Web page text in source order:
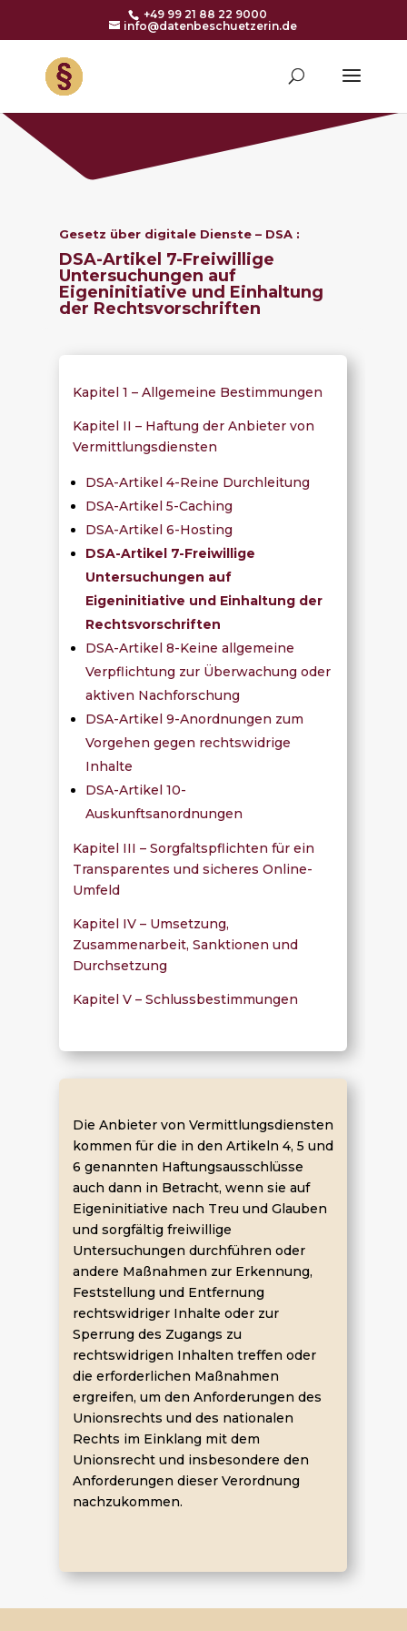
+49 99 21 88 22 9000
info@datenbeschuetzerin.de
Gesetz über digitale Dienste – DSA :
DSA-Artikel 7-Freiwillige
Untersuchungen auf
Eigeninitiative und Einhaltung
der Rechtsvorschriften
Kapitel 1 – Allgemeine Bestimmungen
Kapitel II – Haftung der Anbieter von
Vermittlungsdiensten
DSA-Artikel 4-Reine Durchleitung
DSA-Artikel 5-Caching
DSA-Artikel 6-Hosting
DSA-Artikel 7-Freiwillige
Untersuchungen auf
Eigeninitiative und Einhaltung der
Rechtsvorschriften
DSA-Artikel 8-Keine allgemeine
Verpflichtung zur Überwachung oder
aktiven Nachforschung
DSA-Artikel 9-Anordnungen zum
Vorgehen gegen rechtswidrige
Inhalte
DSA-Artikel 10-
Auskunftsanordnungen
Kapitel III – Sorgfaltspflichten für ein
Transparentes und sicheres Online-
Umfeld
Kapitel IV – Umsetzung,
Zusammenarbeit, Sanktionen und
Durchsetzung
Kapitel V – Schlussbestimmungen
Die Anbieter von Vermittlungsdiensten
kommen für die in den Artikeln 4, 5 und
6 genannten Haftungsausschlüsse
auch dann in Betracht, wenn sie auf
Eigeninitiative nach Treu und Glauben
und sorgfältig freiwillige
Untersuchungen durchführen oder
andere Maßnahmen zur Erkennung,
Feststellung und Entfernung
rechtswidriger Inhalte oder zur
Sperrung des Zugangs zu
rechtswidrigen Inhalten treffen oder
die erforderlichen Maßnahmen
ergreifen, um den Anforderungen des
Unionsrechts und des nationalen
Rechts im Einklang mit dem
Unionsrecht und insbesondere den
Anforderungen dieser Verordnung
nachzukommen.